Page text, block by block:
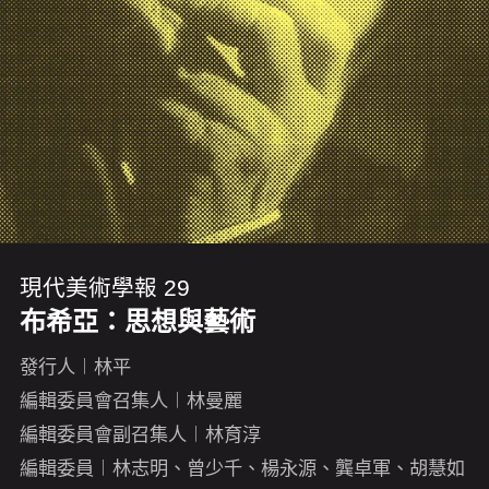
現代美術學報 29
布希亞：思想與藝術
發行人︱林平
編輯委員會召集人︱林曼麗
編輯委員會副召集人︱林育淳
編輯委員︱林志明、曾少千、楊永源、龔卓軍、胡慧如